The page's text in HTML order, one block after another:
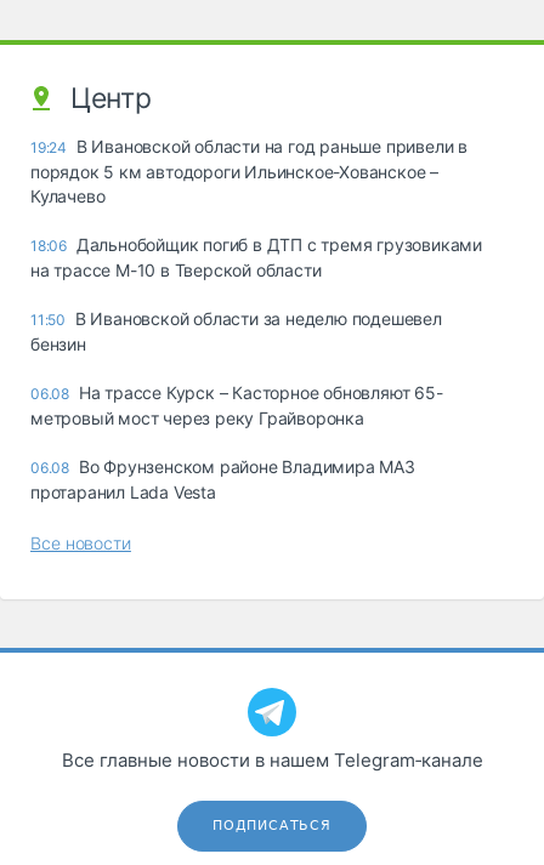
Центр
19:24
В Ивановской области на год раньше привели в
порядок 5 км автодороги Ильинское-Хованское –
Кулачево
18:06 Дальнобойщик погиб в ДТП с тремя грузовиками
на трассе М-10 в Тверской области
11:50
В Ивановской области за неделю подешевел
бензин
06.08 На трассе Курск – Касторное обновляют 65-
метровый мост через реку Грайворонка
06.08 Во Фрунзенском районе Владимира МАЗ
протаранил Lada Vesta
Все новости
Все главные новости в нашем Telegram‑канале
ПОДПИСАТЬСЯ